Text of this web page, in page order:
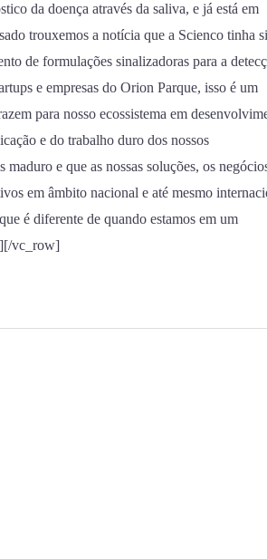
da doença através da saliva, e já está em
trouxemos a notícia que a Scienco tinha
de formulações sinalizadoras para a
e empresas do Orion Parque, isso é um
para nosso ecossistema em
e do trabalho duro dos nossos
e que as nossas soluções, os
em âmbito nacional e até mesmo
é diferente de quando estamos em um
vc_row]